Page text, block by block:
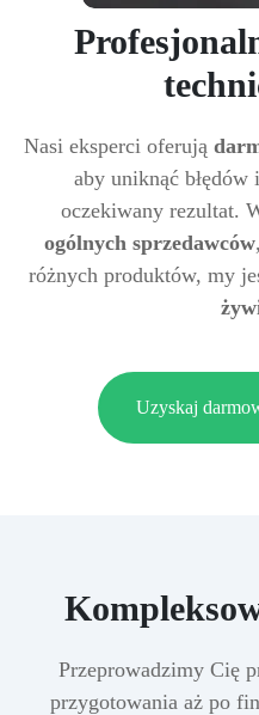
Nasi eksperci oferują
aby uniknąć
oczekiwany rezultat.
ogólnych sprzedawców
różnych produktów, my
Uzyskaj
Przeprowadzimy Cię
przygotowania aż po